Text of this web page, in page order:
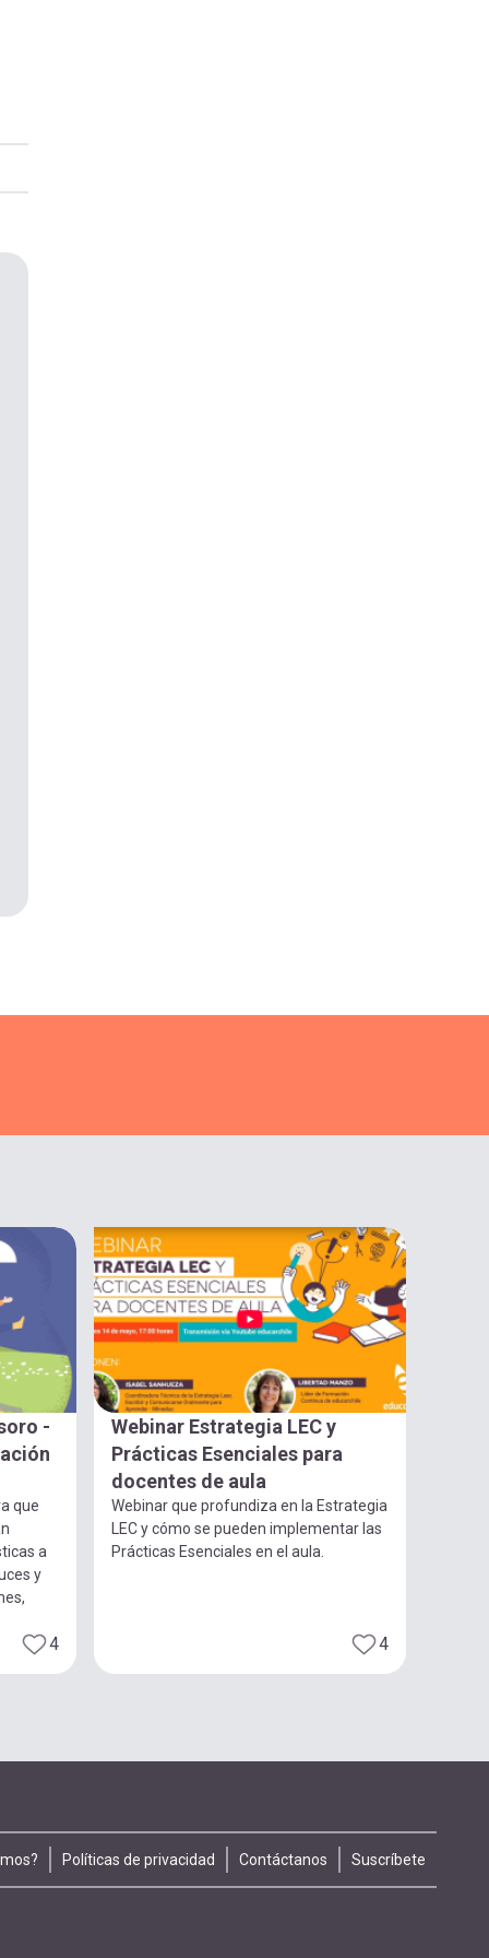
-
que
a
y
4
Webinar Estrategia LEC y
Prácticas Esenciales para
docentes de aula
Webinar que profundiza en la Estrategia
LEC y cómo se pueden implementar las
Prácticas Esenciales en el aula.
4
Políticas de privacidad Contáctanos Suscríbete